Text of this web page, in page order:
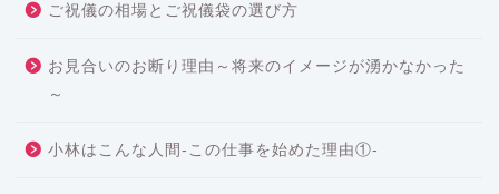
ご祝儀の相場とご祝儀袋の選び方
お見合いのお断り理由～将来のイメージが湧かなかった
～
小林はこんな人間-この仕事を始めた理由①-